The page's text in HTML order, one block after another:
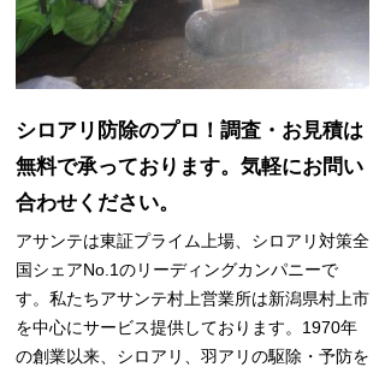
シロアリ防除のプロ！調査・お見積は
無料で承っております。気軽にお問い
合わせください。
アサンテは東証プライム上場、シロアリ対策全
国シェアNo.1のリーディングカンパニーで
す。私たちアサンテ村上営業所は新潟県村上市
を中心にサービス提供しております。1970年
の創業以来、シロアリ、羽アリの駆除・予防を